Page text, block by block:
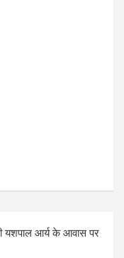
यशपाल आर्य के आवास पर